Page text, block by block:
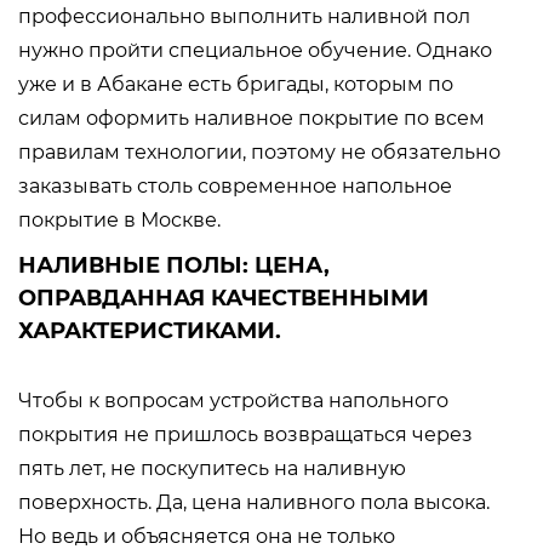
профессионально выполнить наливной пол
нужно пройти специальное обучение. Однако
уже и в Абакане есть бригады, которым по
силам оформить наливное покрытие по всем
правилам технологии, поэтому не обязательно
заказывать столь современное напольное
покрытие в Москве.
НАЛИВНЫЕ ПОЛЫ: ЦЕНА,
ОПРАВДАННАЯ КАЧЕСТВЕННЫМИ
ХАРАКТЕРИСТИКАМИ.
Чтобы к вопросам устройства напольного
покрытия не пришлось возвращаться через
пять лет, не поскупитесь на наливную
поверхность. Да, цена наливного пола высока.
Но ведь и объясняется она не только